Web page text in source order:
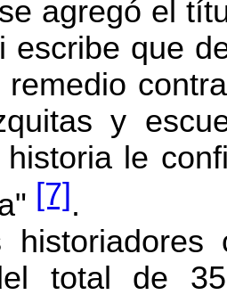
agregó el
escribe que
remedio
y
le
" [7] .
total de